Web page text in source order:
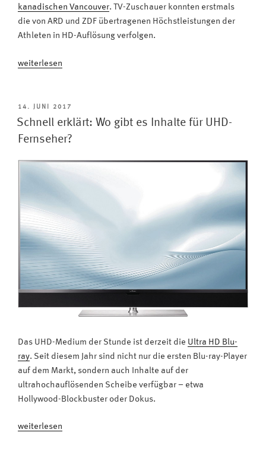
kanadischen Vancouver. TV-Zuschauer konnten erstmals
die von ARD und ZDF übertragenen Höchstleistungen der
Athleten in HD-Auflösung verfolgen.
„Jetzt
Geräte
für
HD
Ultra
weiterlesen
VERÖFFENTLICHT
AM
14. JUNI 2017
Schnell erklärt: Wo gibt es Inhalte für UHD-
Fernseher?
Das UHD-Medium der Stunde ist derzeit die Ultra HD Blu-
ray. Seit diesem Jahr sind nicht nur die ersten Blu-ray-Player
auf dem Markt, sondern auch Inhalte auf der
ultrahochauflösenden Scheibe verfügbar – etwa
Hollywood-Blockbuster oder Dokus.
„Schnell
weiterlesen